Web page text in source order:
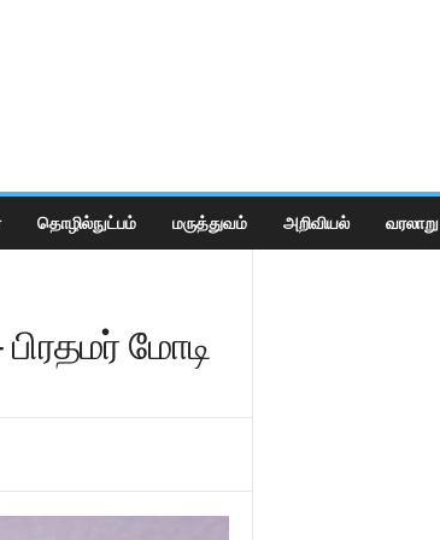
தொழில்நுட்பம் மருத்துவம் அறிவியல் வரலாறு
மோடி